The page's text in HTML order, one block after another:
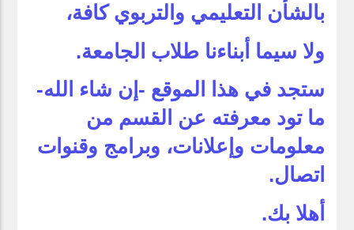
بالشأن التعليمي والتربوي كافة،
ولا سيما أبناءنا طلاب الجامعة.
ستجد في هذا الموقع -إن شاء الله-
ما تود معرفته عن القسم من
معلومات وإعلانات، وبرامج وقنوات
اتصال.
أهلا بك.